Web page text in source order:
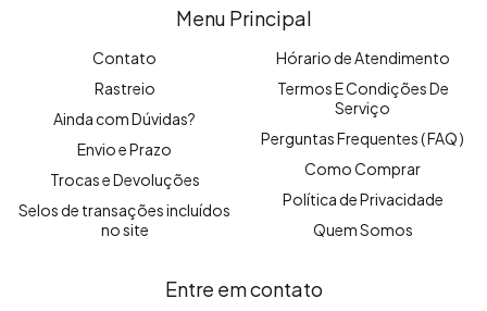
Menu Principal
Contato
Rastreio
Ainda com Dúvidas?
Envio e Prazo
Trocas e Devoluções
Selos de transações incluídos
no site
Hórario de Atendimento
Termos E Condições De
Serviço
Perguntas Frequentes ( FAQ )
Como Comprar
Política de Privacidade
Quem Somos
Entre em contato